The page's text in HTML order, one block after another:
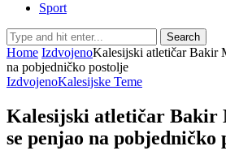
Sport
Search
Home IzdvojenoKalesijski atletičar Bakir
na pobjedničko postolje
IzdvojenoKalesijske Teme
Kalesijski atletičar Bakir
se penjao na pobjedničko